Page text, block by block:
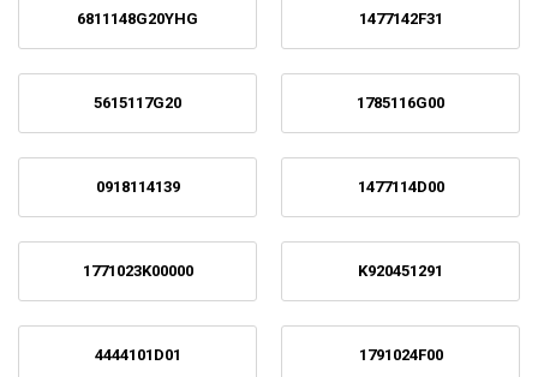
6811148G20YHG 1477142F31
5615117G20 1785116G00
0918114139 1477114D00
1771023K00000 K920451291
4444101D01 1791024F00